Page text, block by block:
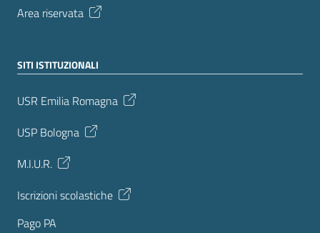
Area riservata
SITI ISTITUZIONALI
USR Emilia Romagna
USP Bologna
M.I.U.R.
Iscrizioni scolastiche
Pago PA